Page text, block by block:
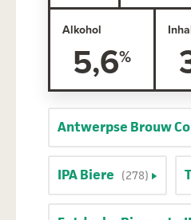
Alkohol
5,6
Antwerpse Brouw
IPA Biere (278)